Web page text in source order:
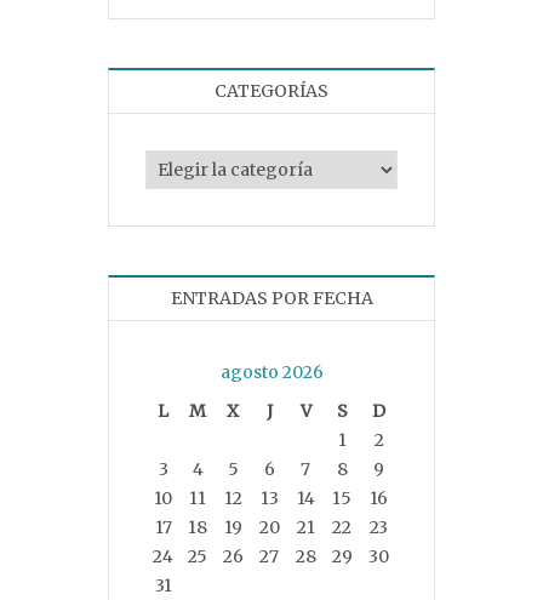
CATEGORÍAS
Categorías
ENTRADAS POR FECHA
agosto 2026
L
M X J V S
D
1
2
3
4 5 6 7 8
9
10
11 12 13 14 15
16
17
18 19 20 21 22
23
24
25 26 27 28 29
30
31